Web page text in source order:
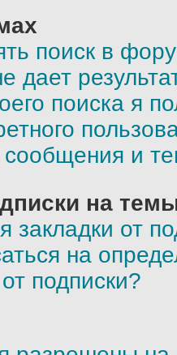
поиск в
дает
поиска я
сообщения и
на
закладки от
на
подписки?